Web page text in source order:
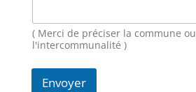
( Merci de préciser la commune ou
l'intercommunalité )
Envoyer